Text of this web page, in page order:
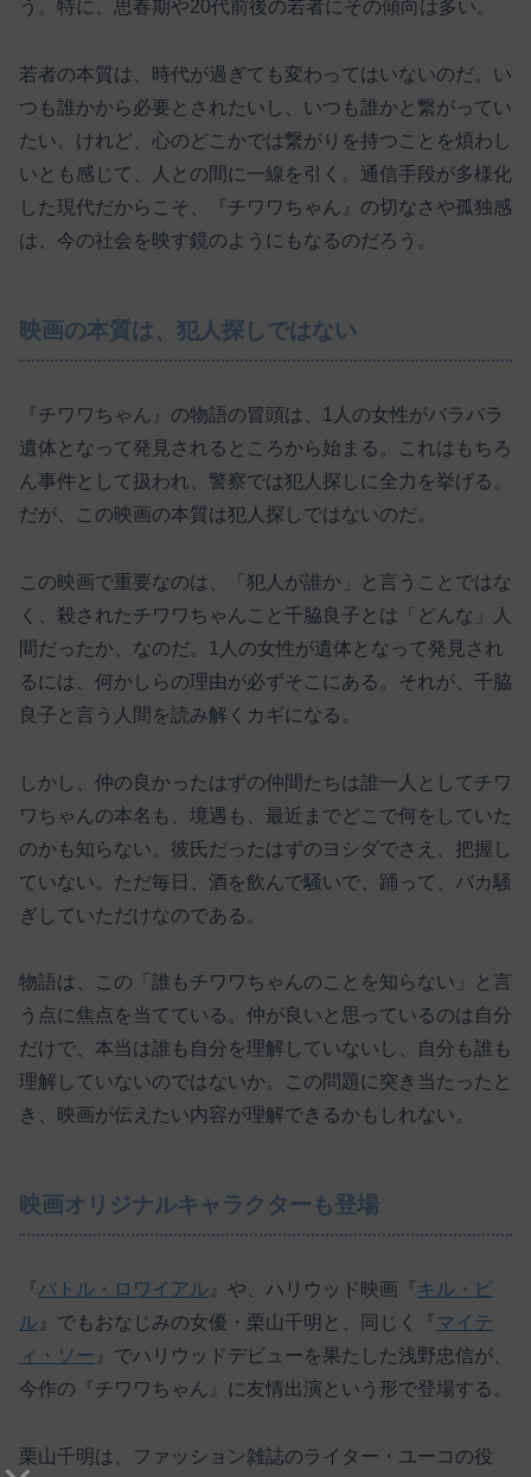
う。特に、思春期や20代前後の若者にその傾向は多い。
若者の本質は、時代が過ぎても変わってはいないのだ。い
つも誰かから必要とされたいし、いつも誰かと繋がってい
たい。けれど、心のどこかでは繋がりを持つことを煩わし
いとも感じて、人との間に一線を引く。通信手段が多様化
した現代だからこそ、『チワワちゃん』の切なさや孤独感
は、今の社会を映す鏡のようにもなるのだろう。
映画の本質は、犯人探しではない
『チワワちゃん』の物語の冒頭は、1人の女性がバラバラ
遺体となって発見されるところから始まる。これはもちろ
ん事件として扱われ、警察では犯人探しに全力を挙げる。
だが、この映画の本質は犯人探しではないのだ。
この映画で重要なのは、「犯人が誰か」と言うことではな
く、殺されたチワワちゃんこと千脇良子とは「どんな」人
間だったか、なのだ。1人の女性が遺体となって発見され
るには、何かしらの理由が必ずそこにある。それが、千脇
良子と言う人間を読み解くカギになる。
しかし、仲の良かったはずの仲間たちは誰一人としてチワ
ワちゃんの本名も、境遇も、最近までどこで何をしていた
のかも知らない。彼氏だったはずのヨシダでさえ、把握し
ていない。ただ毎日、酒を飲んで騒いで、踊って、バカ騒
ぎしていただけなのである。
物語は、この「誰もチワワちゃんのことを知らない」と言
う点に焦点を当てている。仲が良いと思っているのは自分
だけで、本当は誰も自分を理解していないし、自分も誰も
理解していないのではないか。この問題に突き当たったと
き、映画が伝えたい内容が理解できるかもしれない。
映画オリジナルキャラクターも登場
『バトル・ロワイアル 』や、ハリウッド映画『 キル・ビ
ル 』でもおなじみの女優・栗山千明と、同じく『マイテ
ィ・ソー 』でハリウッドデビューを果たした浅野忠信が、
今作の『チワワちゃん』に友情出演という形で登場する。
栗山千明は、ファッション雑誌のライター・ユーコの役